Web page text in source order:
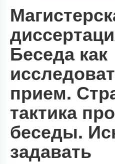
Беседа как
прием.
тактика
беседы.
задавать